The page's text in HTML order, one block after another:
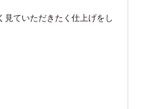
見ていただきたく仕上げをし